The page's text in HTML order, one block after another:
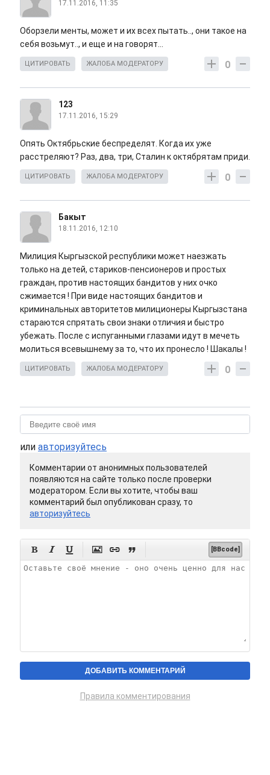
17.11.2016, 11:35
Оборзели менты, может и их всех пытать.., они такое на
себя возьмут.., и еще и на говорят...
0
ЦИТИРОВАТЬ ЖАЛОБА МОДЕРАТОРУ
123
17.11.2016, 15:29
Опять Октябрьские беспределят. Когда их уже
расстреляют? Раз, два, три, Сталин к октябрятам приди.
0
ЦИТИРОВАТЬ ЖАЛОБА МОДЕРАТОРУ
Бакыт
18.11.2016, 12:10
Милиция Кыргызской республики может наезжать
только на детей, стариков-пенсионеров и простых
граждан, против настоящих бандитов у них очко
сжимается ! При виде настоящих бандитов и
криминальных авторитетов милиционеры Кыргызстана
стараются спрятать свои знаки отличия и быстро
убежать. После с испуганными глазами идут в мечеть
молиться всевышнему за то, что их пронесло ! Шакалы !
0
ЦИТИРОВАТЬ ЖАЛОБА МОДЕРАТОРУ
или авторизуйтесь
Комментарии от анонимных пользователей
появляются на сайте только после проверки
модератором. Если вы хотите, чтобы ваш
комментарий был опубликован сразу, то
авторизуйтесь
      [BBcode]
Правила комментирования